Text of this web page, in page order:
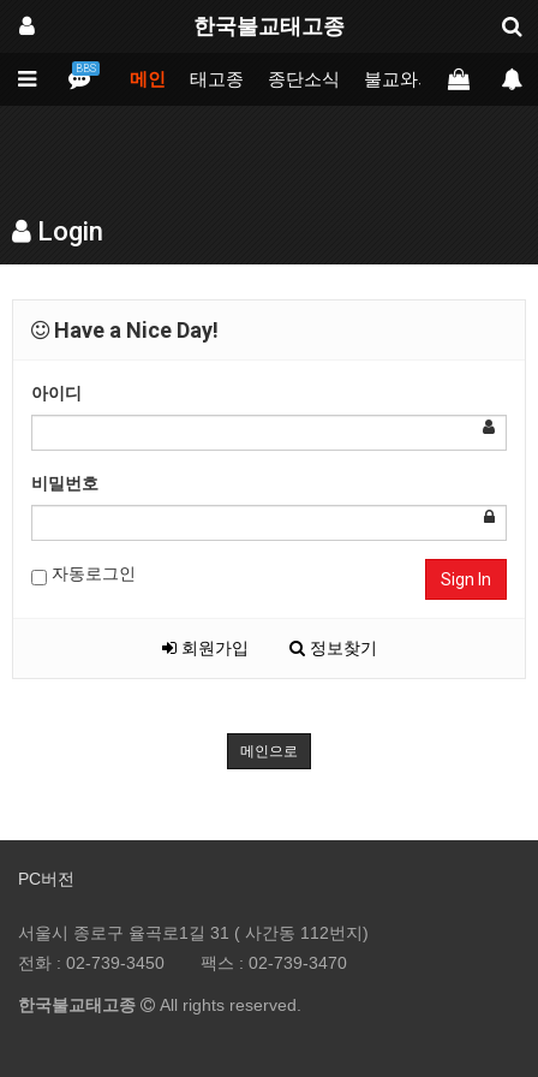
한국불교태고종
BBS
메인 태고종 종단소식 불교와의만남 업
Login
Have a Nice Day!
아이디
비밀번호
자동로그인 Sign In
회원가입 정보찾기
메인으로
PC버전
서울시 종로구 율곡로1길 31 ( 사간동 112번지)
전화 : 02-739-3450 팩스 : 02-739-3470
한국불교태고종 All rights reserved.